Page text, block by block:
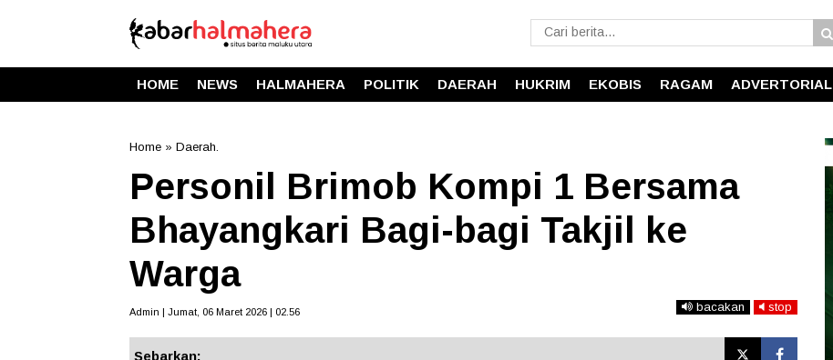
HOME NEWS HALMAHERA POLITIK DAERAH HUKRIM EKOBIS RAGAM ADVERTORIAL
Home » Daerah.
Personil Brimob Kompi 1 Bersama
Bhayangkari Bagi-bagi Takjil ke
Warga
Admin | Jumat, 06 Maret 2026 | 02.56 bacakan stop
Sebarkan: